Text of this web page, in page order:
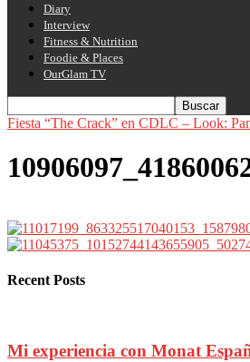
Diary
Interview
Fitness & Nutrition
Foodie & Places
OurGlam TV
Fiesta “The Crack” en CDLC – Look:
Recent Posts
Mi experiencia con Monat